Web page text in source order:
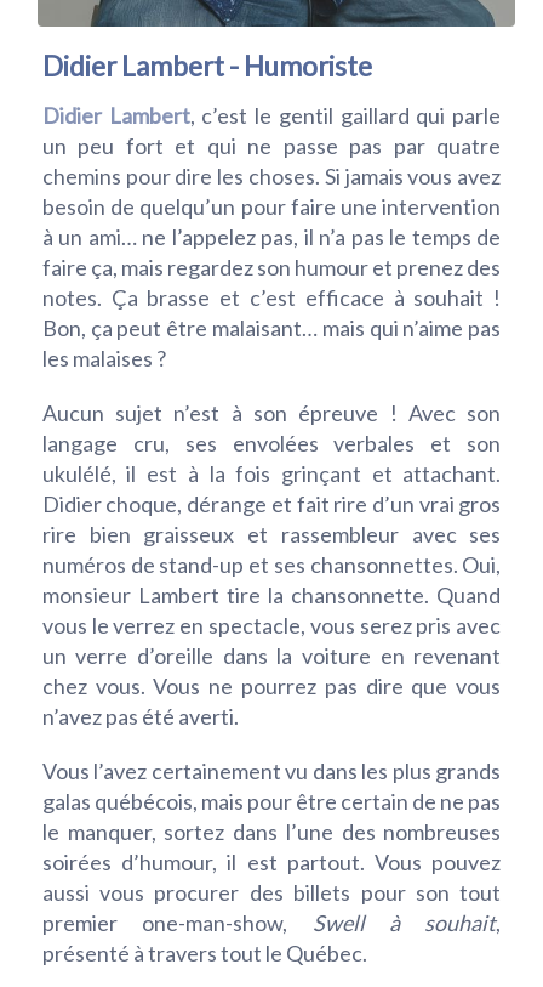
Didier Lambert - Humoriste
Didier Lambert, c’est le gentil gaillard qui parle
un peu fort et qui ne passe pas par quatre
chemins pour dire les choses. Si jamais vous avez
besoin de quelqu’un pour faire une intervention
à un ami… ne l’appelez pas, il n’a pas le temps de
faire ça, mais regardez son humour et prenez des
notes. Ça brasse et c’est efficace à souhait !
Bon, ça peut être malaisant… mais qui n’aime pas
les malaises ?
Aucun sujet n’est à son épreuve ! Avec son
langage cru, ses envolées verbales et son
ukulélé, il est à la fois grinçant et attachant.
Didier choque, dérange et fait rire d’un vrai gros
rire bien graisseux et rassembleur avec ses
numéros de stand-up et ses chansonnettes. Oui,
monsieur Lambert tire la chansonnette. Quand
vous le verrez en spectacle, vous serez pris avec
un verre d’oreille dans la voiture en revenant
chez vous. Vous ne pourrez pas dire que vous
n’avez pas été averti.
Vous l’avez certainement vu dans les plus grands
galas québécois, mais pour être certain de ne pas
le manquer, sortez dans l’une des nombreuses
soirées d’humour, il est partout. Vous pouvez
aussi vous procurer des billets pour son tout
premier one-man-show, Swell à souhait,
présenté à travers tout le Québec.